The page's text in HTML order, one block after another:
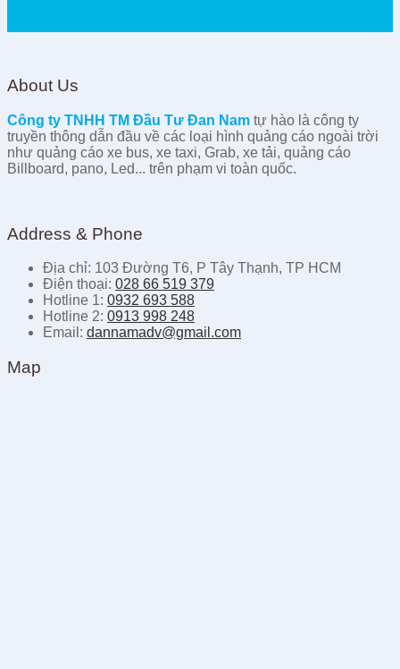
About Us
Công ty TNHH TM Đầu Tư Đan Nam tự hào là công ty
truyền thông dẫn đầu về các loại hình quảng cáo ngoài trời
như quảng cáo xe bus, xe taxi, Grab, xe tải, quảng cáo
Billboard, pano, Led... trên phạm vi toàn quốc.
Address & Phone
Địa chỉ: 103 Đường T6, P Tây Thạnh, TP HCM
Điện thoại: 028 66 519 379
Hotline 1: 0932 693 588
Hotline 2: 0913 998 248
Email: dannamadv@gmail.com
Map